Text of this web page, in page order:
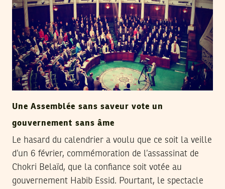
Une Assemblée sans saveur vote un
gouvernement sans âme
Le hasard du calendrier a voulu que ce soit la veille
d’un 6 février, commémoration de l’assassinat de
Chokri Belaïd, que la confiance soit votée au
gouvernement Habib Essid. Pourtant, le spectacle